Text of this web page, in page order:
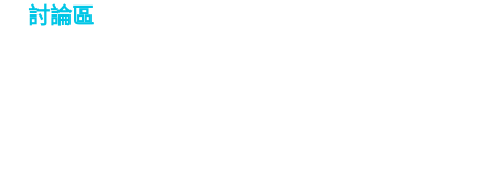
討論區